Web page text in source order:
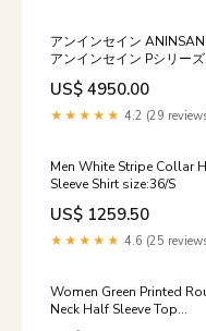
アンインセイン
アンインセイン Pシリーズ
ョルダーバッグ トートバッ
エコバッグ メンズ レディ
ブランド 25L ANINSANE
US$ 4950.00
★★★★★ 4.2 (29
Men White Stripe Collar
Sleeve Shirt size:36/S
US$ 1259.50
★★★★★ 4.6 (25
Women Green Printed
Neck Half Sleeve Top
size:36/M